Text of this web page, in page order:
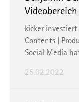
Videobereich
kicker
Contents |
Social Media
25.02.2022